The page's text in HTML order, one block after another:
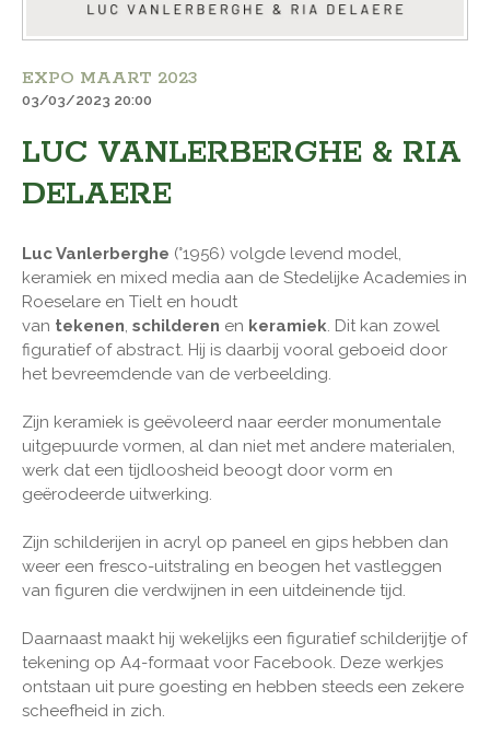
EXPO MAART 2023
03/03/2023 20:00
LUC VANLERBERGHE & RIA
DELAERE
Luc Vanlerberghe (°1956) volgde levend model,
keramiek en mixed media aan de Stedelijke Academies in
Roeselare en Tielt en houdt
van tekenen, schilderen en keramiek. Dit kan zowel
figuratief of abstract. Hij is daarbij vooral geboeid door
het bevreemdende van de verbeelding.
Zijn keramiek is geëvoleerd naar eerder monumentale
uitgepuurde vormen, al dan niet met andere materialen,
werk dat een tijdloosheid beoogt door vorm en
geërodeerde uitwerking.
Zijn schilderijen in acryl op paneel en gips hebben dan
weer een fresco-uitstraling en beogen het vastleggen
van figuren die verdwijnen in een uitdeinende tijd.
Daarnaast maakt hij wekelijks een figuratief schilderijtje of
tekening op A4-formaat voor Facebook. Deze werkjes
ontstaan uit pure goesting en hebben steeds een zekere
scheefheid in zich.